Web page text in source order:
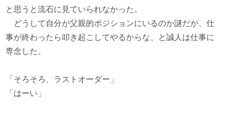
と思うと流石に見ていられなかった。
どうして自分が父親的ポジションにいるのか謎だが、仕
事が終わったら叩き起こしてやるからな、と誠人は仕事に
専念した。
「そろそろ、ラストオーダー」
「はーい」